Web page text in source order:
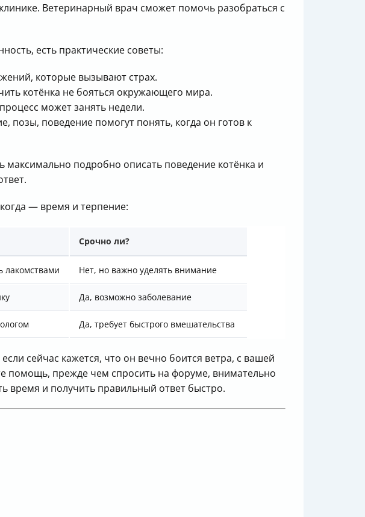
Ветеринарный врач сможет помочь разобраться с
есть практические советы:
которые вызывают страх.
котёнка не бояться окружающего мира.
может занять недели.
позы, поведение помогут понять, когда он готов к
максимально подробно описать поведение котёнка и
— время и терпение:
Срочно ли?
лакомствами Нет, но важно уделять внимание
Да, возможно заболевание
Да, требует быстрого вмешательства
сейчас кажется, что он вечно боится ветра, с вашей
помощь, прежде чем спросить на форуме, внимательно
время и получить правильный ответ быстро.